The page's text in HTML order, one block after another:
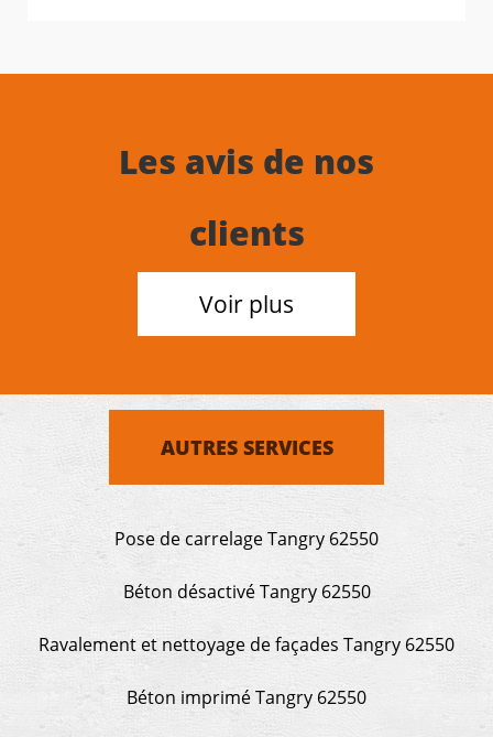
Les avis de nos
clients
Voir plus
AUTRES SERVICES
Pose de carrelage Tangry 62550
Béton désactivé Tangry 62550
Ravalement et nettoyage de façades Tangry 62550
Béton imprimé Tangry 62550